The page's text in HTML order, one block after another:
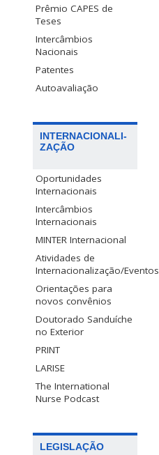
Prêmio CAPES de
Teses
Intercâmbios
Nacionais
Patentes
Autoavaliação
INTERNACIONALI-
ZAÇÃO
Oportunidades
Internacionais
Intercâmbios
Internacionais
MINTER Internacional
Atividades de
Internacionalização/Eventos
Orientações para
novos convênios
Doutorado Sanduíche
no Exterior
PRINT
LARISE
The International
Nurse Podcast
LEGISLAÇÃO